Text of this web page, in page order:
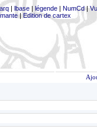
| lbase| légende| NumCd|
|Edition de cartex